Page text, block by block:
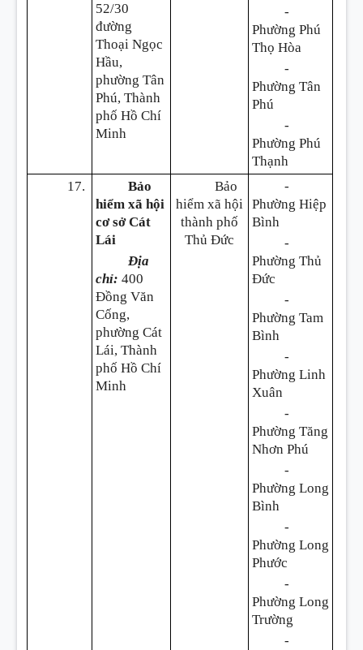
52/30
đường
Thoại Ngọc
Hầu,
phường Tân
Phú, Thành
phố Hồ Chí
Minh
-
Phường Phú
Thọ Hòa
-
Phường Tân
Phú
-
Phường Phú
Thạnh
17.
Bảo
hiểm xã hội
cơ sở Cát
Lái
Địa
chỉ: 400
Đồng Văn
Cống,
phường Cát
Lái, Thành
phố Hồ Chí
Minh
Bảo
hiểm xã hội
thành phố
Thủ Đức
-
Phường Hiệp
Bình
-
Phường Thủ
Đức
-
Phường Tam
Bình
-
Phường Linh
Xuân
-
Phường Tăng
Nhơn Phú
-
Phường Long
Bình
-
Phường Long
Phước
-
Phường Long
Trường
-